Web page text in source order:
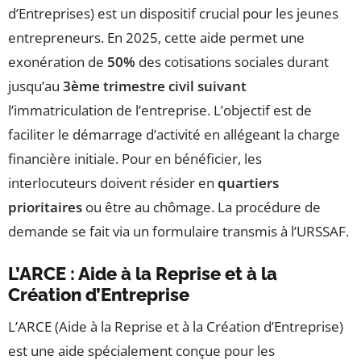
d’Entreprises) est un dispositif crucial pour les jeunes
entrepreneurs. En 2025, cette aide permet une
exonération de 50% des cotisations sociales durant
jusqu’au 3ème trimestre civil suivant
l’immatriculation de l’entreprise. L’objectif est de
faciliter le démarrage d’activité en allégeant la charge
financière initiale. Pour en bénéficier, les
interlocuteurs doivent résider en quartiers
prioritaires ou être au chômage. La procédure de
demande se fait via un formulaire transmis à l’URSSAF.
L’ARCE : Aide à la Reprise et à la
Création d’Entreprise
L’ARCE (Aide à la Reprise et à la Création d’Entreprise)
est une aide spécialement conçue pour les